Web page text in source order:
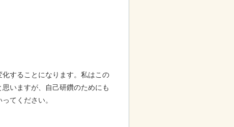
することになります。私はこの
いますが、自己研鑽のためにも
てください。